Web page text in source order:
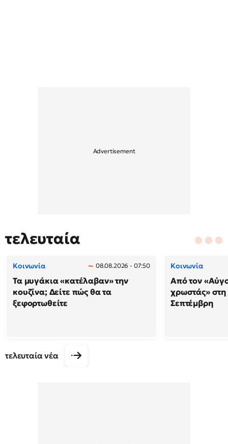
τελευταία
Κοινωνία 08.08.2026 - 07:50
Τα μυγάκια «κατέλαβαν» την
κουζίνα; Δείτε πώς θα τα
ξεφορτωθείτε
Κοινωνία
Από τον
χρωστάς»
Σεπτέμβρη
τελευταία νέα